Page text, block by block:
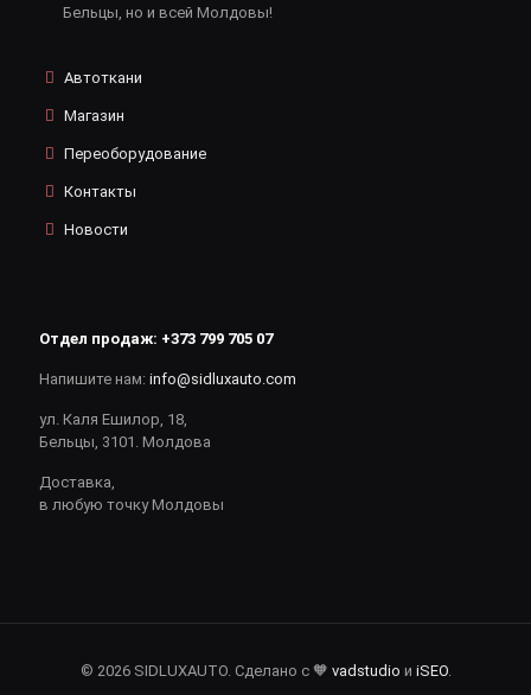
Бельцы, но и всей Молдовы!
Автоткани
Магазин
Переоборудование
Контакты
Новости
Отдел продаж: +373 799 705 07
Напишите нам: info@sidluxauto.com
ул. Каля Ешилор, 18,
Бельцы, 3101. Молдова
Доставка,
в любую точку Молдовы
© 2026 SIDLUXAUTO. Сделано с 🧡 vadstudio и iSEO.